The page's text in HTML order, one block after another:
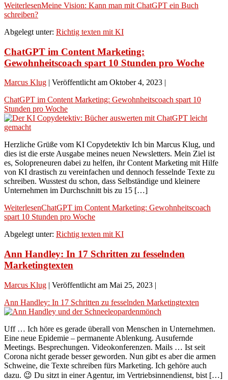
WeiterlesenMeine Vision: Kann man mit ChatGPT ein Buch
schreiben?
Abgelegt unter: Richtig texten mit KI
ChatGPT im Content Marketing:
Gewohnheitscoach spart 10 Stunden pro Woche
Marcus Klug | Veröffentlicht am Oktober 4, 2023 |
ChatGPT im Content Marketing: Gewohnheitscoach spart 10
Stunden pro Woche
Herzliche Grüße vom KI Copydetektiv Ich bin Marcus Klug, und
dies ist die erste Ausgabe meines neuen Newsletters. Mein Ziel ist
es, Solopreneuren dabei zu helfen, ihr Content Marketing mit Hilfe
von KI drastisch zu vereinfachen und dennoch fesselnde Texte zu
schreiben. Wusstest du schon, dass Selbständige und kleinere
Unternehmen im Durchschnitt bis zu 15 […]
WeiterlesenChatGPT im Content Marketing: Gewohnheitscoach
spart 10 Stunden pro Woche
Abgelegt unter: Richtig texten mit KI
Ann Handley: In 17 Schritten zu fesselnden
Marketingtexten
Marcus Klug | Veröffentlicht am Mai 25, 2023 |
Ann Handley: In 17 Schritten zu fesselnden Marketingtexten
Uff … Ich höre es gerade überall von Menschen in Unternehmen.
Eine neue Epidemie – permanente Ablenkung. Ausufernde
Meetings. Besprechungen. Videokonferenzen. Mails … Ist seit
Corona nicht gerade besser geworden. Nun gibt es aber die armen
Schweine, die Texte schreiben fürs Marketing. Ich gehöre auch
dazu. 😉 Du sitzt in einer Agentur, im Vertriebsinnendienst, bist […]